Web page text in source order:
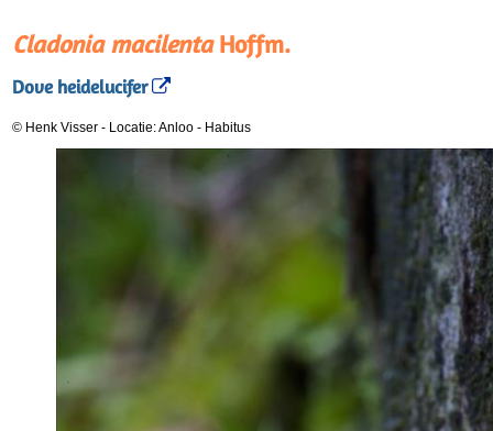
Cladonia macilentaHoffm.
Dove heidelucifer
© Henk Visser - Locatie: Anloo - Habitus